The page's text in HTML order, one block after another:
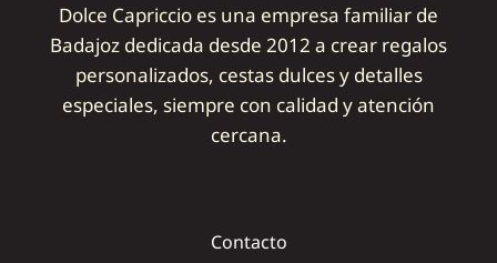
Dolce Capriccio es una empresa familiar de
Badajoz dedicada desde 2012 a crear regalos
personalizados, cestas dulces y detalles
especiales, siempre con calidad y atención
cercana.
Contacto